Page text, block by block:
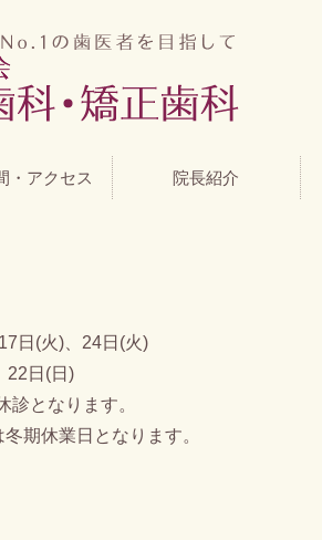
・アクセス 院長紹介
日(火)、24日(火)
22日(日)
となります。
期休業日となります。